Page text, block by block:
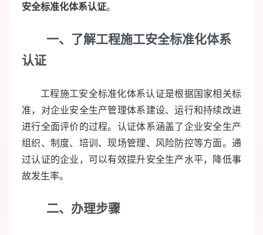
安全标准化体系认证。
一、了解工程施工安全标准化体系
认证
工程施工安全标准化体系认证是根据国家相关标
准，对企业安全生产管理体系建设、运行和持续改进
进行全面评价的过程。认证体系涵盖了企业安全生产
组织、制度、培训、现场管理、风险防控等方面。通
过认证的企业，可以有效提升安全生产水平，降低事
故发生率。
二、办理步骤